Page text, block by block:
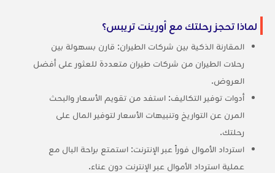
لماذا تحجز رحلتك مع أورينت تريبس؟
المقارنة الذكية بين شركات الطيران: قارن بسهولة بين
رحلات الطيران من شركات طيران متعددة للعثور على أفضل
العروض.
أدوات توفير التكاليف: استفد من تقويم الأسعار والبحث
المرن عن التواريخ وتنبيهات الأسعار لتوفير المال على
رحلتك.
استرداد الأموال فوراً عبر الإنترنت: استمتع براحة البال مع
عملية استرداد الأموال عبر الإنترنت دون عناء.